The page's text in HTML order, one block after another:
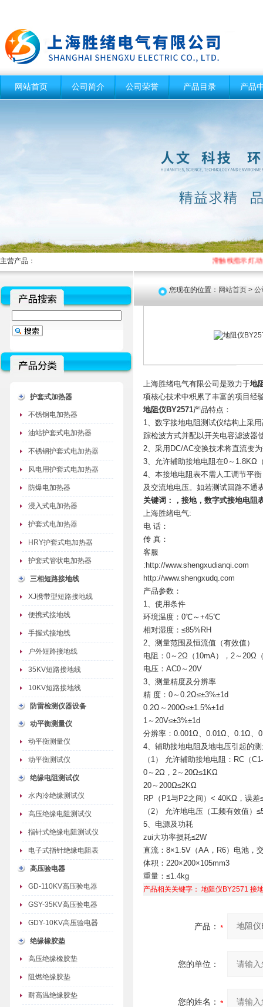
网站首页 公司简介 公司荣誉 产品目录 产品
主营产品： 滑触线指示灯,动平
护套式加热器
不锈钢电加热器
油站护套式电加热器
不锈钢护套式电加热器
风电用护套式电加热器
防爆电加热器
浸入式电加热器
护套式电加热器
HRY护套式电加热器
护套式管状电加热器
三相短路接地线
XJ携带型短路接地线
便携式接地线
手握式接地线
户外短路接地线
35KV短路接地线
10KV短路接地线
防雷检测仪器设备
动平衡测量仪
动平衡测量仪
动平衡测试仪
绝缘电阻测试仪
水内冷绝缘测试仪
高压绝缘电阻测试仪
指针式绝缘电阻测试仪
电子式指针绝缘电阻表
高压验电器
GD-110KV高压验电器
GSY-35KV高压验电器
GDY-10KV高压验电器
绝缘橡胶垫
高压绝缘橡胶垫
阻燃绝缘胶垫
耐高温绝缘胶垫
您现在的位置： 网站首页 > 公
上海胜绪电气有限公司是致力于地
项核心技术中积累了丰富的项目经
地阻仪BY2571产品特点：
1、数字接地电阻测试仪结构上采
踪检波方式并配以开关电容滤波器
2、采用DC/AC变换技术将直流变
3、允许辅助接地电阻在0～1.8KΩ
4、本接地电阻表不需人工调节平
及交流地电压。如若测试回路不通
关键词：， 接地，数字式接地电阻
上海胜绪电气:
电 话：
传 真：
客服
:http://www.shengxudianqi.com
http://www.shengxudq.com
产品参数：
1、使用条件
环境温度：0℃～+45℃
相对湿度：≤85%RH
2、测量范围及恒流值（有效值）
电阻：0～2Ω（10mA），2～20Ω
电压：AC0～20V
3、测量精度及分辨率
精 度：0～0.2Ω≤±3%±1d
0.2Ω～200Ω≤±1.5%±1d
1～20V≤±3%±1d
分辨率：0.001Ω、0.01Ω、0.1Ω、
4、辅助接地电阻及地电压引起的
（1） 允许辅助接地电阻：RC（
0～2Ω，2～20Ω≤1KΩ
20～200Ω≤2KΩ
RP（P1与P2之间）< 40KΩ，误差
（2） 允许地电压（工频有效值）
5、电源及功耗
zui大功率损耗≤2W
直流：8×1.5V（AA，R6）电池，
体积：220×200×105mm3
重量：≤1.4kg
产品相关关键字： 地阻仪BY2571 接
产品：
您的单位：
您的姓名：